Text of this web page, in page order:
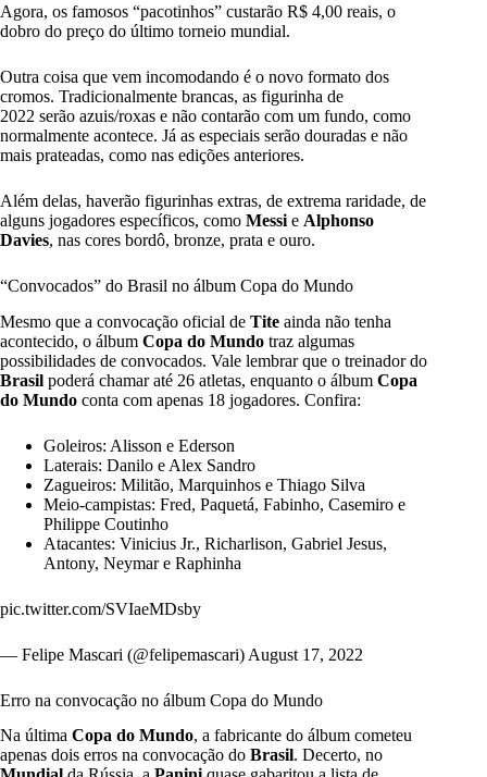
Agora, os famosos “pacotinhos” custarão R$ 4,00 reais, o
dobro do preço do último torneio mundial.
Outra coisa que vem incomodando é o novo formato dos
cromos. Tradicionalmente brancas, as figurinha de
2022 serão azuis/roxas e não contarão com um fundo, como
normalmente acontece. Já as especiais serão douradas e não
mais prateadas, como nas edições anteriores.
Além delas, haverão figurinhas extras, de extrema raridade, de
alguns jogadores específicos, como Messi e Alphonso
Davies, nas cores bordô, bronze, prata e ouro.
“Convocados” do Brasil no álbum Copa do Mundo
Mesmo que a convocação oficial de Tite ainda não tenha
acontecido, o álbum Copa do Mundo traz algumas
possibilidades de convocados. Vale lembrar que o treinador do
Brasil poderá chamar até 26 atletas, enquanto o álbum Copa
do Mundo conta com apenas 18 jogadores. Confira:
Goleiros: Alisson e Ederson
Laterais: Danilo e Alex Sandro
Zagueiros: Militão, Marquinhos e Thiago Silva
Meio-campistas: Fred, Paquetá, Fabinho, Casemiro e
Philippe Coutinho
Atacantes: Vinicius Jr., Richarlison, Gabriel Jesus,
Antony, Neymar e Raphinha
pic.twitter.com/SVIaeMDsby
— Felipe Mascari (@felipemascari) August 17, 2022
Erro na convocação no álbum Copa do Mundo
Na última Copa do Mundo, a fabricante do álbum cometeu
apenas dois erros na convocação do Brasil. Decerto, no